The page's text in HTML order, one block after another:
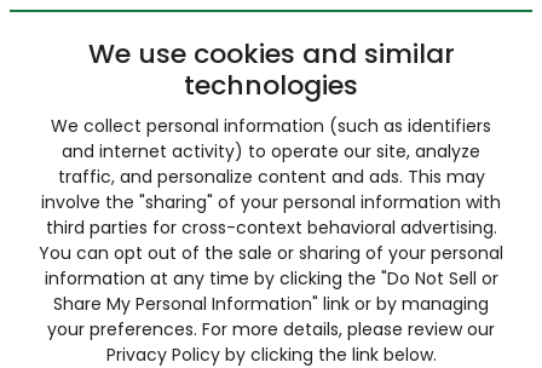
We use cookies and similar
technologies
We collect personal information (such as identifiers
and internet activity) to operate our site, analyze
traffic, and personalize content and ads. This may
involve the "sharing" of your personal information with
third parties for cross-context behavioral advertising.
You can opt out of the sale or sharing of your personal
information at any time by clicking the "Do Not Sell or
Share My Personal Information" link or by managing
your preferences. For more details, please review our
Privacy Policy by clicking the link below.